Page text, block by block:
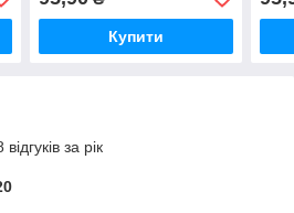
Купити
за рік